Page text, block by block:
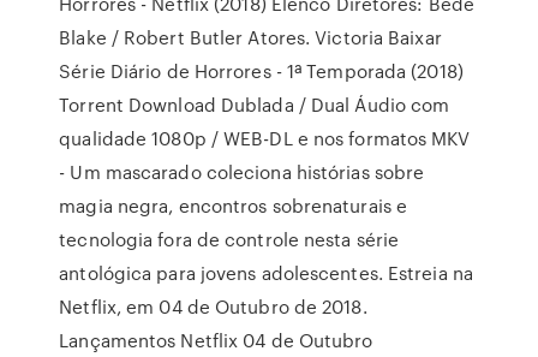
Blake / Robert Butler Atores. Victoria Baixar
Série Diário de Horrores - 1ª Temporada (2018)
Torrent Download Dublada / Dual Áudio com
qualidade 1080p / WEB-DL e nos formatos MKV
- Um mascarado coleciona histórias sobre
magia negra, encontros sobrenaturais e
tecnologia fora de controle nesta série
antológica para jovens adolescentes. Estreia na
Netflix, em 04 de Outubro de 2018.
Lançamentos Netflix 04 de Outubro